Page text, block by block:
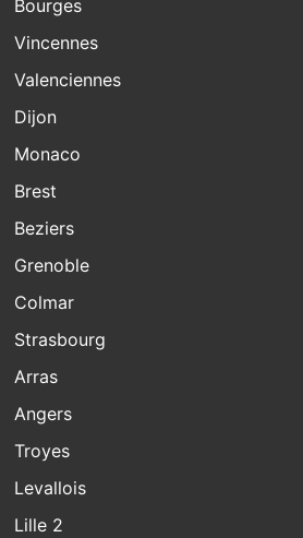
Bourges
Vincennes
Valenciennes
Dijon
Monaco
Brest
Beziers
Grenoble
Colmar
Strasbourg
Arras
Angers
Troyes
Levallois
Lille 2